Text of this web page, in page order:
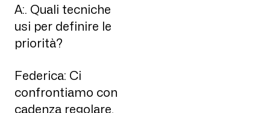
A:. Quali tecniche
usi per definire le
priorità?
Federica: Ci
confrontiamo con
cadenza regolare,